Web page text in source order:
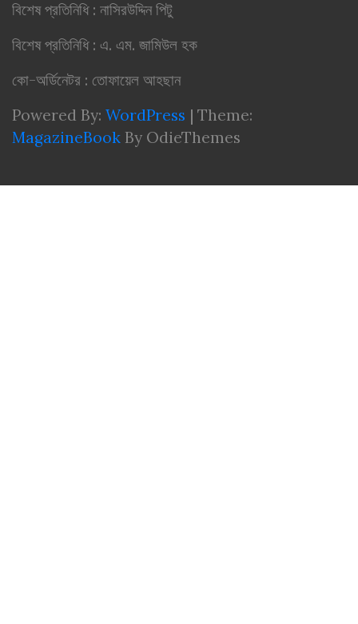
বিশেষ প্রতিনিধি : নাসিরউদ্দিন পিটু
বিশেষ প্রতিনিধি : এ. এম. জামিউল হক
কো-অর্ডিনেটর : তোফায়েল আহছান
Powered By: WordPress | Theme:
MagazineBook By OdieThemes